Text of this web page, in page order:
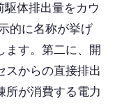
体排出量をカウ
的に名称が挙げ
ます。第二に、開
スからの直接排出
所が消費する電力